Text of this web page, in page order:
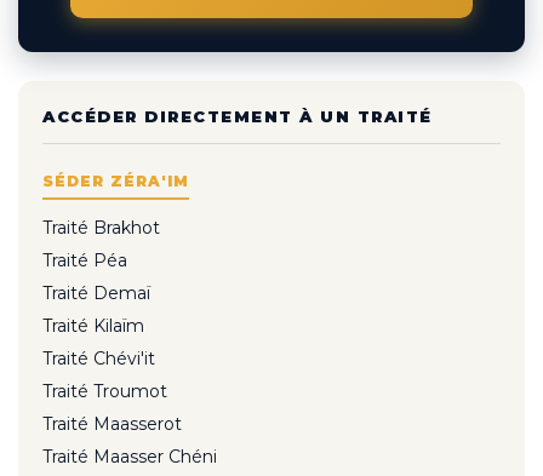
ACCÉDER DIRECTEMENT À UN TRAITÉ
SÉDER ZÉRA'IM
Traité Brakhot
Traité Péa
Traité Demaï
Traité Kilaïm
Traité Chévi'it
Traité Troumot
Traité Maasserot
Traité Maasser Chéni